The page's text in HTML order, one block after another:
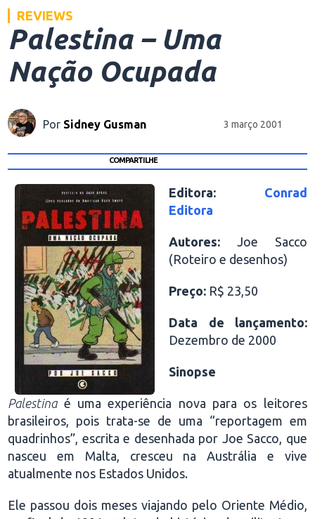
REVIEWS
Palestina – Uma
Nação Ocupada
Por Sidney Gusman 3 março 2001
COMPARTILHE
Editora:
Conrad
Editora
Autores: Joe Sacco
(Roteiro e desenhos)
Preço: R$ 23,50
Data de lançamento:
Dezembro de 2000
Sinopse
Palestinaé uma experiência nova para os leitores
brasileiros, pois trata-se de uma “reportagem em
quadrinhos”, escrita e desenhada por Joe Sacco, que
nasceu em Malta, cresceu na Austrália e vive
atualmente nos Estados Unidos.
Ele passou dois meses viajando pelo Oriente Médio,